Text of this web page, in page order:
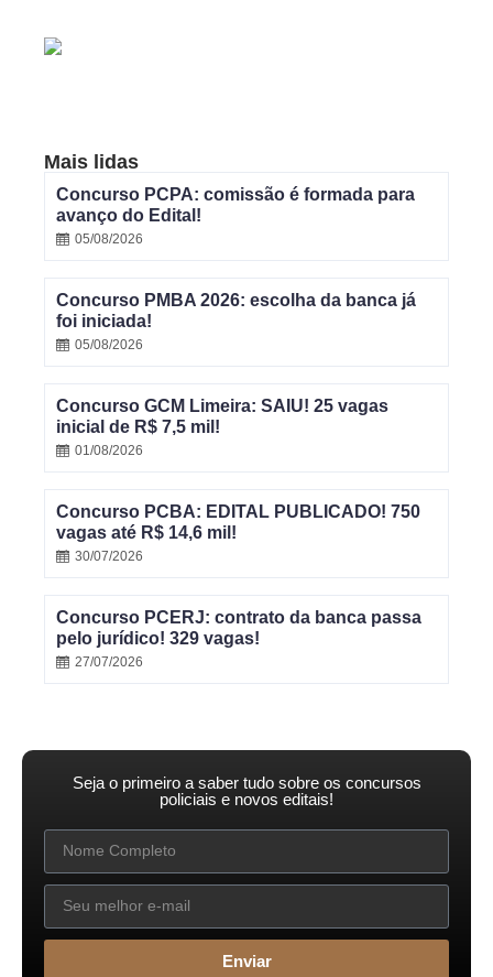
Mais lidas
Concurso PCPA: comissão é formada para
avanço do Edital!
05/08/2026
Concurso PMBA 2026: escolha da banca já
foi iniciada!
05/08/2026
Concurso GCM Limeira: SAIU! 25 vagas
inicial de R$ 7,5 mil!
01/08/2026
Concurso PCBA: EDITAL PUBLICADO! 750
vagas até R$ 14,6 mil!
30/07/2026
Concurso PCERJ: contrato da banca passa
pelo jurídico! 329 vagas!
27/07/2026
Seja o primeiro a saber tudo sobre os concursos
policiais e novos editais!
Enviar